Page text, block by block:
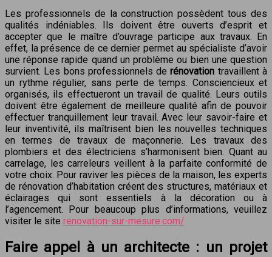
Les professionnels de la construction possèdent tous des
qualités indéniables. Ils doivent être ouverts d’esprit et
accepter que le maître d’ouvrage participe aux travaux. En
effet, la présence de ce dernier permet au spécialiste d’avoir
une réponse rapide quand un problème ou bien une question
survient. Les bons professionnels derénovation travaillent à
un rythme régulier, sans perte de temps. Consciencieux et
organisés, ils effectueront un travail de qualité. Leurs outils
doivent être également de meilleure qualité afin de pouvoir
effectuer tranquillement leur travail. Avec leur savoir-faire et
leur inventivité, ils maîtrisent bien les nouvelles techniques
en termes de travaux de maçonnerie. Les travaux des
plombiers et des électriciens s’harmonisent bien. Quant au
carrelage, les carreleurs veillent à la parfaite conformité de
votre choix. Pour raviver les pièces de la maison, les experts
de rénovation d’habitation créent des structures, matériaux et
éclairages qui sont essentiels à la décoration ou à
l’agencement. Pour beaucoup plus d’informations, veuillez
visiter le site renovation-sur-mesure.com/
Faire appel à un architecte : un projet